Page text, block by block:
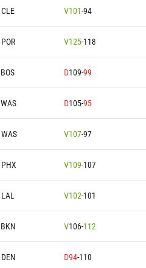
CLE V101-94
POR V125-118
BOS D109-99
WAS D105-95
WAS V107-97
PHX V109-107
LAL V102-101
BKN V106-112
DEN D94-110